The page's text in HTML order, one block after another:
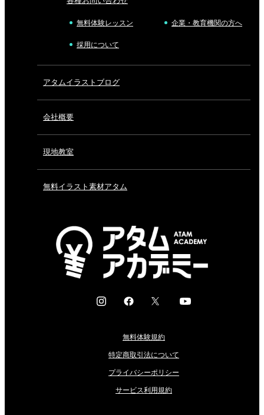
無料体験レッスン 企業・教育機関の方へ
採用について
アタムイラストブログ
会社概要
現地教室
無料イラスト素材アタム
I
a
F
e
b
o
k
X
Y
無料体験規約
特定商取引法について
プライバシーポリシー
サービス利用規約